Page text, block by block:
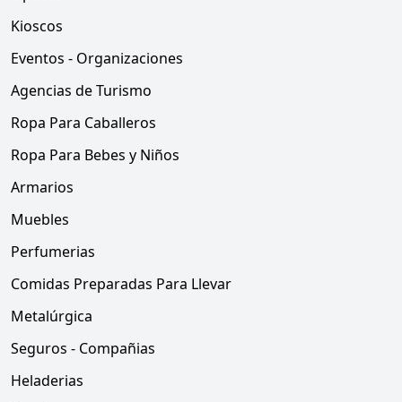
Kioscos
Eventos - Organizaciones
Agencias de Turismo
Ropa Para Caballeros
Ropa Para Bebes y Niños
Armarios
Muebles
Perfumerias
Comidas Preparadas Para Llevar
Metalúrgica
Seguros - Compañias
Heladerias